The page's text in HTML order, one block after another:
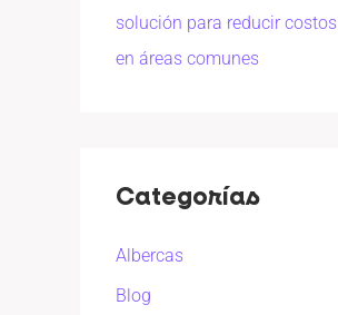
solución para reducir costos
en áreas comunes
Categorías
Albercas
Blog